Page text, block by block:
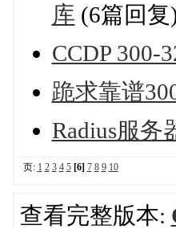
库 (6篇回复
CCDP 300-
跪求靠谱
Radius服务
页: 1 2 3 4 5 [6] 7 8 9 10
查看完整版本: